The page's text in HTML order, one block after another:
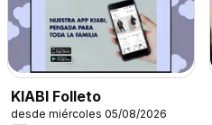
KIABI Folleto
desde miércoles 05/08/2026